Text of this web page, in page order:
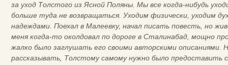
за уход Толстого из Ясной Поляны. Мы все когда-нибудь
больше туда не возвращаться. Уходим физически, уходим
надеждами. Поехал в Малеевку, начал писать повесть, но
меня когда-то околдовал по дороге в Сталинабад, мощно
жалко было заглушать его своими авторскими
рассказывать, Толстому самому нужно было предоставить